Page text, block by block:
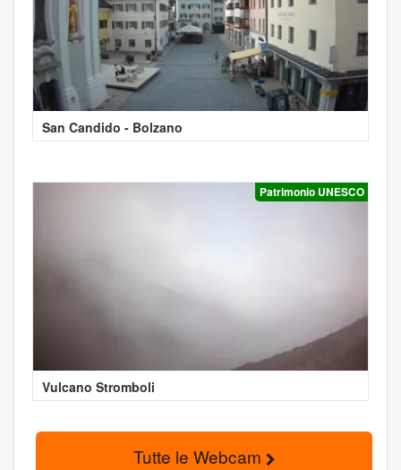
San Candido - Bolzano
Patrimonio UNESCO
Vulcano Stromboli
Tutte le Webcam